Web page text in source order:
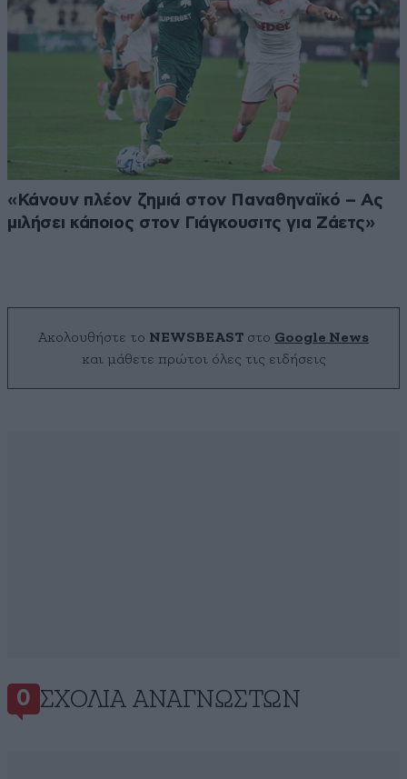
«Κάνουν πλέον ζημιά στον Παναθηναϊκό – Ας
μιλήσει κάποιος στον Γιάγκουσιτς για Ζάετς»
Ακολουθήστε το NEWSBEAST στο Google News
και μάθετε πρώτοι όλες τις ειδήσεις
0 ΣΧΌΛΙΑ ΑΝΑΓΝΩΣΤΏΝ